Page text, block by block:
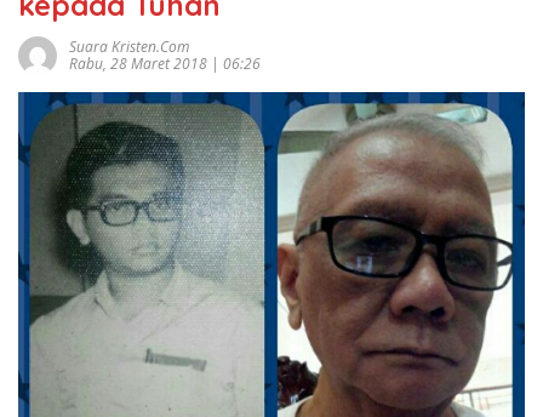
Suara Kristen.com
Rabu, 28 Maret 2018 | 06:26